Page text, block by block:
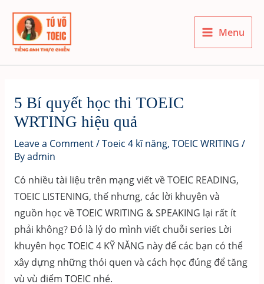
content
Main
Menu
5 Bí quyết học thi TOEIC
WRTING hiệu quả
Leave a Comment/Toeic 4 kĩ năng, TOEIC WRITING /
Byadmin
Có nhiều tài liệu trên mạng viết về TOEIC READING,
TOEIC LISTENING, thế nhưng, các lời khuyên và
nguồn học về TOEIC WRITING & SPEAKING lại rất ít
phải không? Đó là lý do mình viết chuỗi series Lời
khuyên học TOEIC 4 KỸ NĂNG này để các bạn có thể
xây dựng những thói quen và cách học đúng để tăng
vù vù điểm TOEIC nhé.